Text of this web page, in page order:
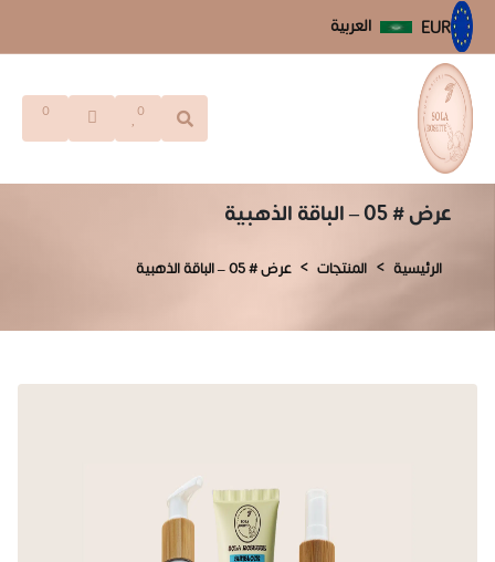
EUR العربية
0
0
عرض # 05 – الباقة الذهبية
الرئيسية المنتجات عرض # 05 – الباقة الذهبية